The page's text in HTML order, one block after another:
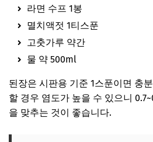
라면 수프 1봉
멸치액젓 1티스푼
고춧가루 약간
물 약 500ml
된장은 시판용 기준 1스푼이면 충
할 경우 염도가 높을 수 있으니
을 맞추는 것이 좋습니다.